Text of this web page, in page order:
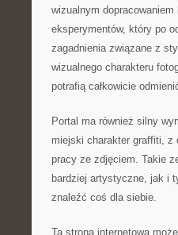
wizualnym
eksperymentów, który po
zagadnienia związane z
wizualnego charakteru
potrafią całkowicie
Portal ma również silny
miejski charakter graffiti, z
pracy ze zdjęciem. Takie
bardziej artystyczne, jak i
znaleźć coś dla siebie.
Ta strona internetowa